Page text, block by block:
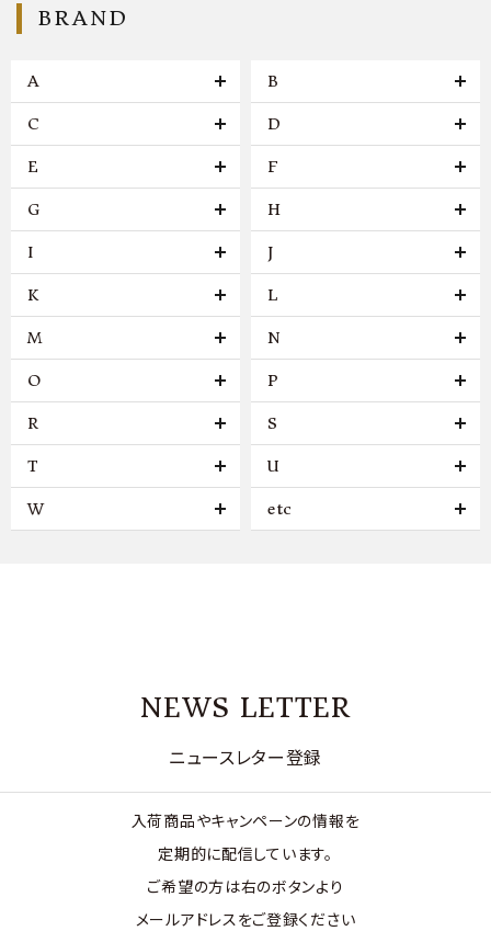
BRAND
A B
C D
E F
G H
I J
K L
M N
O P
R S
T U
W etc
NEWS LETTER
ニュースレター登録
入荷商品やキャンペーンの情報を
定期的に配信しています。
ご希望の方は右のボタンより
メールアドレスをご登録ください